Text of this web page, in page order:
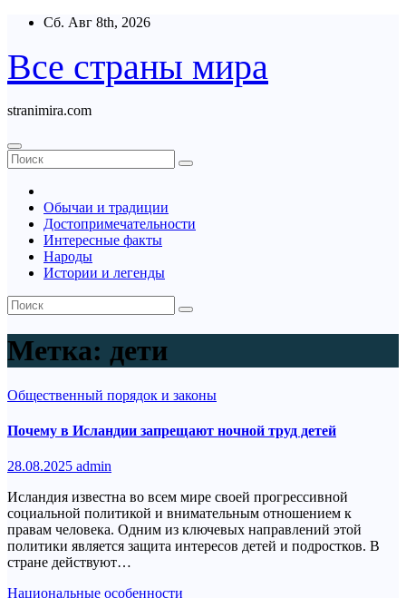
Перейти
содержимому
Сб. Авг 8th, 2026
Все страны мира
stranimira.com
Обычаи и традиции
Достопримечательности
Интересные факты
Народы
Истории и легенды
Метка: дети
Общественный порядок и законы
Почему в Исландии запрещают ночной труд детей
28.08.2025 admin
Исландия известна во всем мире своей прогрессивной
социальной политикой и внимательным отношением к
правам человека. Одним из ключевых направлений этой
политики является защита интересов детей и подростков. В
стране действуют…
Национальные особенности